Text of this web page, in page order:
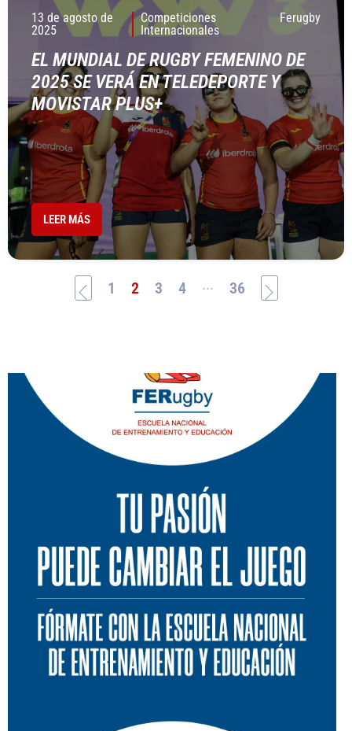
13 de agosto de
2025
Competiciones
Internacionales
Ferugby
EL MUNDIAL DE RUGBY FEMENINO DE
2025 SE VERÁ EN TELEDEPORTE Y
MOVISTAR PLUS+
LEER MÁS
1 2 3 4 ... 36